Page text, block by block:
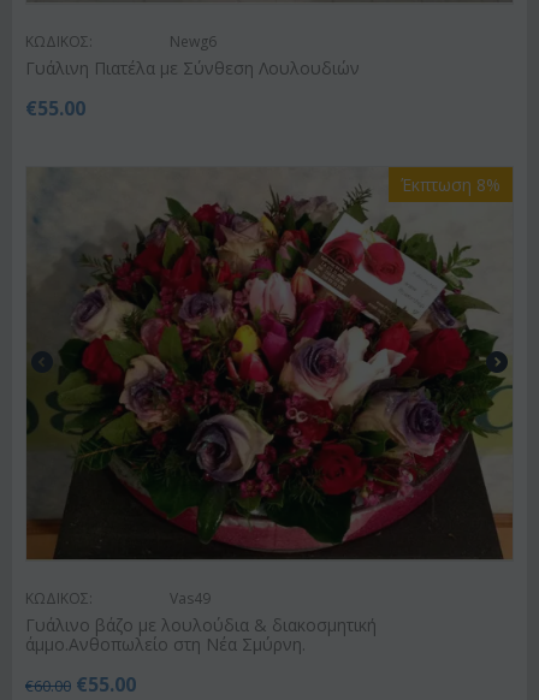
ΚΩΔΙΚΟΣ: Newg6
Γυάλινη Πιατέλα με Σύνθεση Λουλουδιών
€55.00
Έκπτωση 8%
ΚΩΔΙΚΟΣ: Vas49
Γυάλινο βάζο με λουλούδια & διακοσμητική
άμμο.Ανθοπωλείο στη Νέα Σμύρνη.
€60.00 €55.00